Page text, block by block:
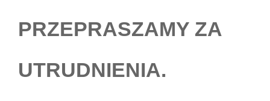
PRZEPRASZAMY ZA
UTRUDNIENIA.